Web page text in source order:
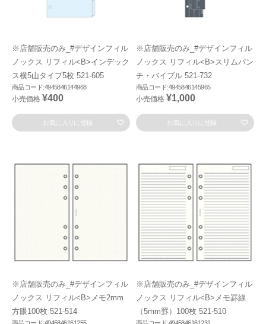
※店舗販売のみ_#デザインフィル
ノックス リフィル<B>インデック
ス横5山タイプ5枚 521-605
商品コード:4945846144968
小売価格 ¥400
お気に入りに登録
※店舗販売のみ_#デザインフィル
ノックス リフィル<B>スリムパン
チ・バイブル 521-732
商品コード:4945846145965
小売価格 ¥1,000
お気に入りに登録
※店舗販売のみ_#デザインフィル
ノックス リフィル<B>メモ2mm
方眼100枚 521-514
※店舗販売のみ_#デザインフィル
ノックス リフィル<B>メモ罫線
（5mm罫）100枚 521-510